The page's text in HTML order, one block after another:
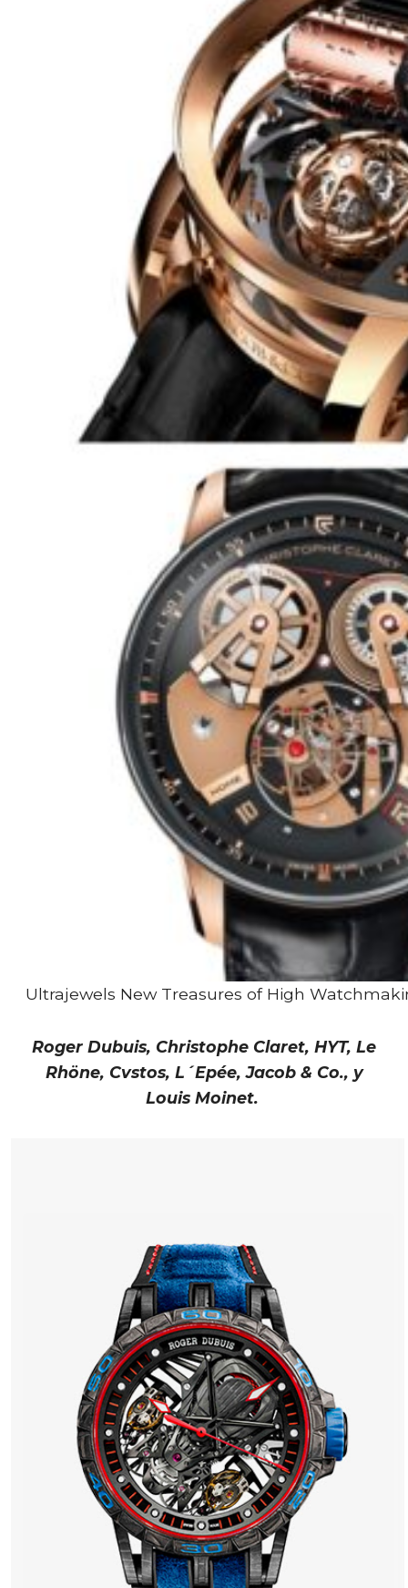
Ultrajewels New Treasures of High
Roger Dubuis, Christophe Claret, HYT, Le
Rhöne, Cvstos, L´Epée, Jacob & Co., y
Louis Moinet.